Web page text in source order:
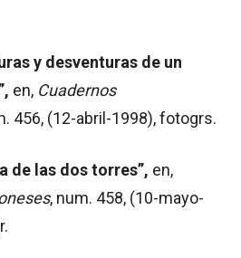
y desventuras de un
en, Cuadernos
456, (12-abril-1998), fotogrs.
de las dos torres”, en,
, num. 458, (10-mayo-